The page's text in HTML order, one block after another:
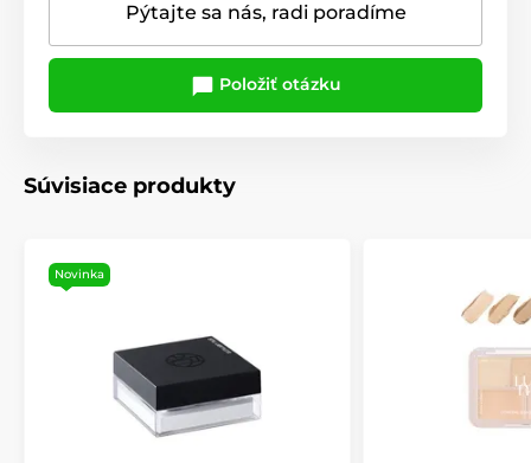
Pýtajte sa nás, radi poradíme
Položiť otázku
Súvisiace produkty
Novinka